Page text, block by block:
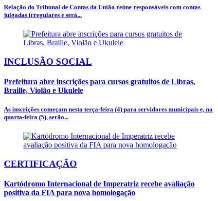
Relação do Tribunal de Contas da União reúne responsáveis com contas
julgadas irregulares e será...
INCLUSÃO SOCIAL
Prefeitura abre inscrições para cursos gratuitos de Libras,
Braille, Violão e Ukulele
As inscrições começam nesta terça-feira (4) para servidores municipais e, na
quarta-feira (5), serão...
CERTIFICAÇÃO
Kartódromo Internacional de Imperatriz recebe avaliação
positiva da FIA para nova homologação